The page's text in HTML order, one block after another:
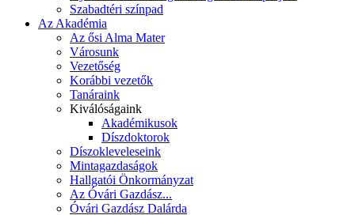
Szabadtéri színpad
Az Akadémia
Az ősi Alma Mater
Városunk
Vezetőség
Korábbi vezetők
Tanáraink
Kiválóságaink
Akadémikusok
Díszdoktorok
Díszokleveleseink
Mintagazdaságok
Hallgatói Önkormányzat
Az Óvári Gazdász...
Óvári Gazdász Dalárda